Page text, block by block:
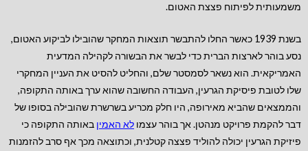
משמעותית לפיתוח פצצת האטום.
בשנת 1939 כאשר החלו להתבשר תוצאות המחקר שהובילו לביקוע האטום,
נסע בוהר לארצות הברית כדי לבשר את הבשורה לקהילה המדעית
האמריקאית. הוא נשאר לסמסטר שלם, והחליט להסיט את העניין המחקרי
שלו לטובת פיסיקת הגרעין, העבודה החשובה שהוא ערך באותה התקופה,
והממצאים שהביא מאירופה, היו חלק מכריע בשרשרת שהובילה בסופו של
דבר להקמת פרויקט מנהטן. אך בוהר עצמולא האמין באותה התקופה כי
פיזיקת הגרעין יכולה להוליד פצצה קטלנית, וכתוצאה מכך אף סרב להזמנות